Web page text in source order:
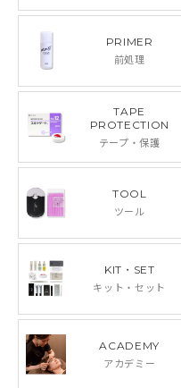
PRIMER
前処理
TAPE
PROTECTION
テープ・保護
TOOL
ツール
KIT・SET
キット・セット
ACADEMY
アカデミー